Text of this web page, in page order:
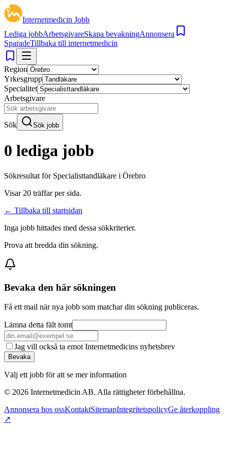
Internetmedicin Jobb
Lediga jobbArbetsgivareSkapa bevakningAnnonsera
SparadeTillbaka till internetmedicin
Region
Yrkesgrupp
Specialitet
Arbetsgivare
Sök Sök jobb
0 lediga jobb
Sökresultat för Specialisttandläkare i Örebro
Visar 20 träffar per sida.
← Tillbaka till startsidan
Inga jobb hittades med dessa sökkriterier.
Prova att bredda din sökning.
Bevaka den här sökningen
Få ett mail när nya jobb som matchar din sökning publiceras.
Lämna detta fält tomt
Jag vill också ta emot Internetmedicins nyhetsbrev
Bevaka
Välj ett jobb för att se mer information
© 2026 Internetmedicin AB. Alla rättigheter förbehållna.
Annonsera hos ossKontaktSitemapIntegritetspolicyGe återkoppling
↗